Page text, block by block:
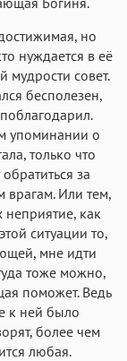
Аа
SF Monoно
нуждается в её
совет.
бесполезен,
упоминании о
только что
за
Или тем,
как
ситуации то,
мне идти
тоже можно,
поможет. Ведь
к ней было
более чем
любая.